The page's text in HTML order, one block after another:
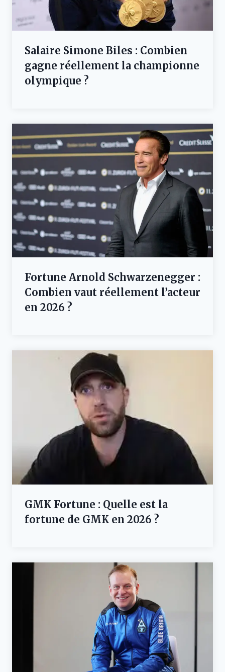
Salaire Simone Biles : Combien
gagne réellement la championne
olympique ?
Fortune Arnold Schwarzenegger :
Combien vaut réellement l’acteur
en 2026 ?
GMK Fortune : Quelle est la
fortune de GMK en 2026 ?